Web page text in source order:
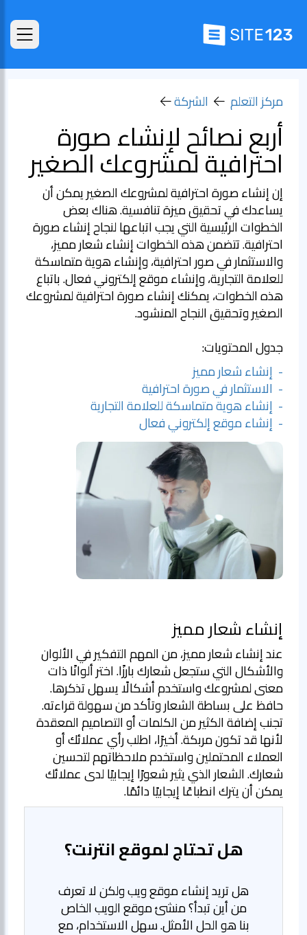
مركز التعلم الشركة
أربع نصائح لإنشاء صورة
احترافية لمشروعك الصغير
إن إنشاء صورة احترافية لمشروعك الصغير يمكن أن
يساعدك في تحقيق ميزة تنافسية. هناك بعض
الخطوات الرئيسية التي يجب اتباعها لنجاح إنشاء صورة
احترافية. تتضمن هذه الخطوات إنشاء شعار مميز،
والاستثمار في صور احترافية، وإنشاء هوية متماسكة
للعلامة التجارية، وإنشاء موقع إلكتروني فعال. باتباع
هذه الخطوات، يمكنك إنشاء صورة احترافية لمشروعك
الصغير وتحقيق النجاح المنشود.
جدول المحتويات:
- إنشاء شعار مميز
- الاستثمار في صورة احترافية
- إنشاء هوية متماسكة للعلامة التجارية
- إنشاء موقع إلكتروني فعال
إنشاء شعار مميز
عند إنشاء شعار مميز، من المهم التفكير في الألوان
والأشكال التي ستجعل شعارك بارزًا. اختر ألوانًا ذات
معنى لمشروعك واستخدم أشكالًا يسهل تذكرها.
حافظ على بساطة الشعار وتأكد من سهولة قراءته.
تجنب إضافة الكثير من الكلمات أو التصاميم المعقدة
لأنها قد تكون مربكة. أخيرًا، اطلب رأي عملائك أو
العملاء المحتملين واستخدم ملاحظاتهم لتحسين
شعارك. الشعار الذي يثير شعورًا إيجابيًا لدى عملائك
يمكن أن يترك انطباعًا إيجابيًا دائمًا.
هل تحتاج لموقع انترنت؟
هل تريد إنشاء موقع ويب ولكن لا تعرف
من أين تبدأ؟ منشئ موقع الويب الخاص
بنا هو الحل الأمثل. سهل الاستخدام، مع